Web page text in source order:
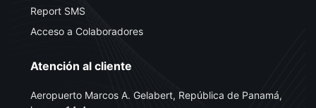
Report SMS
Acceso a Colaboradores
Atención al cliente
Aeropuerto Marcos A. Gelabert, República de Panamá,